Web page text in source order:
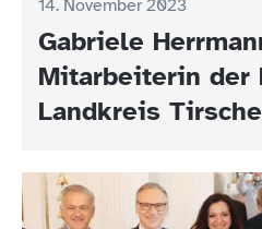
14. November 2023
Gabriele
Mitarbeiterin der
Landkreis